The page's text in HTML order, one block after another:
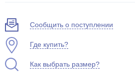
Сообщить о поступлении
Где купить?
Как выбрать размер?